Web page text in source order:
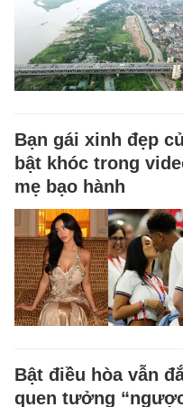
Bạn gái xinh đẹp
bật khóc trong
mẹ bạo hành
Bật điều hòa vẫn
quen tưởng